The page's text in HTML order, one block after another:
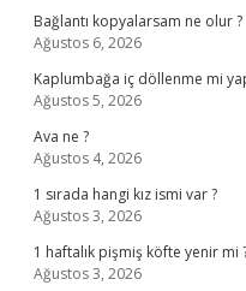
Bağlantı kopyalarsam ne olur ?
Ağustos 6, 2026
Kaplumbağa iç döllenme mi
Ağustos 5, 2026
Ava ne ?
Ağustos 4, 2026
1 sırada hangi kız ismi var ?
Ağustos 3, 2026
1 haftalık pişmiş köfte yenir mi
Ağustos 3, 2026